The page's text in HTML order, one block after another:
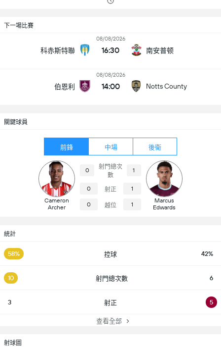
下一場比賽
科赤斯特聯
08/08/2026
16:30 南安普顿
伯恩利
08/08/2026
14:00 Notts County
關鍵球員
前鋒 中場 後衛
Cameron
Archer
0
射門總次
數
1
0 射正 1
0 越位 1
Marcus
Edwards
統計
58% 控球 42%
10 射門總次數 6
3 射正 5
查看全部
射球圖